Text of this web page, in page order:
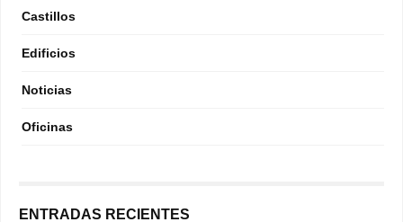
Castillos
Edificios
Noticias
Oficinas
ENTRADAS RECIENTES